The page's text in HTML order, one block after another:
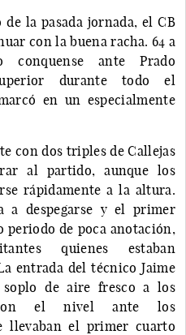
la pasada jornada, el CB
con la buena racha. 64 a
ante Prado
durante todo el
en un especialmente
con dos triples de Callejas
al partido, aunque los
rápidamente a la altura.
a despegarse y el primer
periodo de poca anotación,
quienes estaban
entrada del técnico Jaime
de aire fresco a los
el nivel ante los
llevaban el primer cuarto